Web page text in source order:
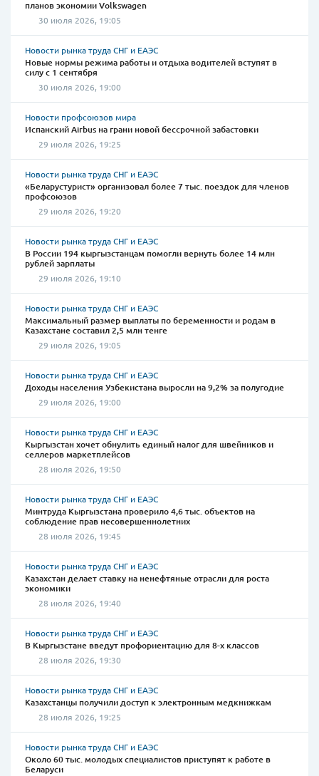
планов экономии Volkswagen
30 июля 2026, 19:05
Новости рынка труда СНГ и ЕАЭС
Новые нормы режима работы и отдыха водителей вступят в
силу с 1 сентября
30 июля 2026, 19:00
Новости профсоюзов мира
Испанский Airbus на грани новой бессрочной забастовки
29 июля 2026, 19:25
Новости рынка труда СНГ и ЕАЭС
«Беларустурист» организовал более 7 тыс. поездок для членов
профсоюзов
29 июля 2026, 19:20
Новости рынка труда СНГ и ЕАЭС
В России 194 кыргызстанцам помогли вернуть более 14 млн
рублей зарплаты
29 июля 2026, 19:10
Новости рынка труда СНГ и ЕАЭС
Максимальный размер выплаты по беременности и родам в
Казахстане составил 2,5 млн тенге
29 июля 2026, 19:05
Новости рынка труда СНГ и ЕАЭС
Доходы населения Узбекистана выросли на 9,2% за полугодие
29 июля 2026, 19:00
Новости рынка труда СНГ и ЕАЭС
Кыргызстан хочет обнулить единый налог для швейников и
селлеров маркетплейсов
28 июля 2026, 19:50
Новости рынка труда СНГ и ЕАЭС
Минтруда Кыргызстана проверило 4,6 тыс. объектов на
соблюдение прав несовершеннолетних
28 июля 2026, 19:45
Новости рынка труда СНГ и ЕАЭС
Казахстан делает ставку на ненефтяные отрасли для роста
экономики
28 июля 2026, 19:40
Новости рынка труда СНГ и ЕАЭС
В Кыргызстане введут профориентацию для 8-х классов
28 июля 2026, 19:30
Новости рынка труда СНГ и ЕАЭС
Казахстанцы получили доступ к электронным медкнижкам
28 июля 2026, 19:25
Новости рынка труда СНГ и ЕАЭС
Около 60 тыс. молодых специалистов приступят к работе в
Беларуси